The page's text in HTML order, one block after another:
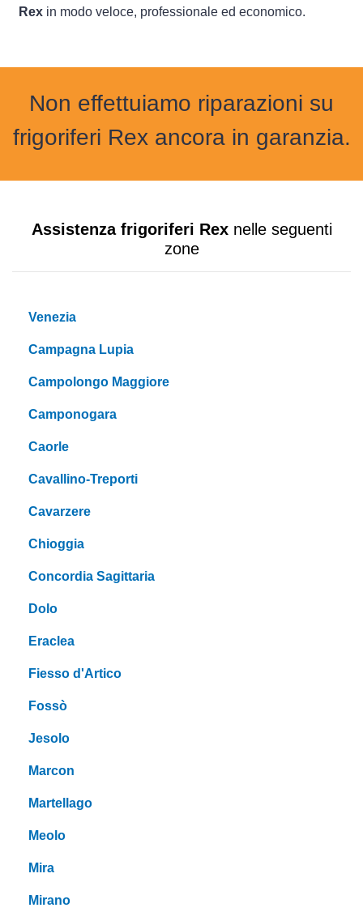
Rex in modo veloce, professionale ed economico.
Non effettuiamo riparazioni su
frigoriferi Rex ancora in garanzia.
Assistenza frigoriferi Rexnelle seguenti
zone
Venezia
Campagna Lupia
Campolongo Maggiore
Camponogara
Caorle
Cavallino-Treporti
Cavarzere
Chioggia
Concordia Sagittaria
Dolo
Eraclea
Fiesso d'Artico
Fossò
Jesolo
Marcon
Martellago
Meolo
Mira
Mirano